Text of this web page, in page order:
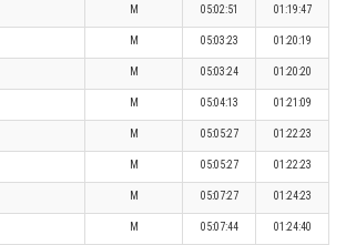
M 05:02:51 01:19:47
M 05:03:23 01:20:19
M 05:03:24 01:20:20
M 05:04:13 01:21:09
M 05:05:27 01:22:23
M 05:05:27 01:22:23
M 05:07:27 01:24:23
M 05:07:44 01:24:40